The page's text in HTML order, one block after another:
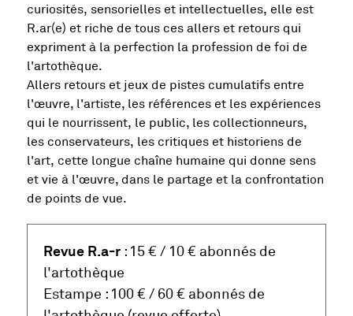
curiosités, sensorielles et intellectuelles, elle est
R.ar(e) et riche de tous ces allers et retours qui
expriment à la perfection la profession de foi de
l'artothèque.
Allers retours et jeux de pistes cumulatifs entre
l'œuvre, l'artiste, les références et les expériences
qui le nourrissent, le public, les collectionneurs,
les conservateurs, les critiques et historiens de
l'art, cette longue chaîne humaine qui donne sens
et vie à l'œuvre, dans le partage et la confrontation
de points de vue.
Revue R.a-r: 15 € / 10 € abonnés de
l'artothèque
Estampe : 100 € / 60 € abonnés de